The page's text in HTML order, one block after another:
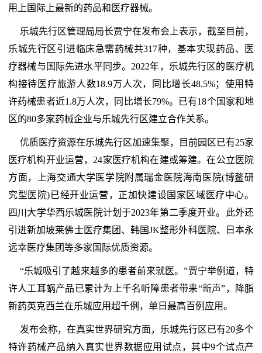
用上国际上最新的药品和医疗器械。
乐城先行区管理局局长贾宁在发布会上表示，截至目前，
乐城先行区引进临床急需药械共317种，基本实现药品、医
疗器械与国际先进水平同步。2022年，乐城先行区的医疗机
构接待医疗旅游人数18.9万人次，同比增长48.5%；使用特
许药械患者近1.8万人次，同比增长79%。已有18个国家和地
区的80多家药械企业与乐城先行区建立合作关系。
优质医疗资源在乐城先行区加速集聚，目前园区已有25家
医疗机构开业运营，24家医疗机构在建或筹建。在公立医院
方面，上海交通大学医学院附属瑞金医院海南医院(博鳌研
究型医院)已经开业运营，正加快建设国家区域医疗中心。
四川大学华西乐城医院计划于2023年第二季度开业。此外还
引进新加坡莱佛士医疗集团、韩国JK整形外科医院、日本永
远幸医疗集团等多家国际优质资源。
“乐城吸引了越来越多的患者前来就医。”贾宁举例道，特
许人工耳蜗产品已累计为上千名听障患者带来“新声”，降脂
新药英克西兰在乐城应用超千例，单日最高百例应用。
发布会称，在真实世界研究方面，乐城先行区已有20多个
特许药械产品纳入真实世界数据应用试点，其中9个试点产